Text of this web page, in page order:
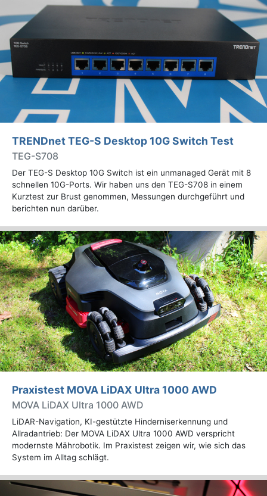
TRENDnet TEG-S Desktop 10G Switch Test
TEG-S708
Der TEG-S Desktop 10G Switch ist ein unmanaged Gerät mit 8
schnellen 10G-Ports. Wir haben uns den TEG-S708 in einem
Kurztest zur Brust genommen, Messungen durchgeführt und
berichten nun darüber.
Praxistest MOVA LiDAX Ultra 1000 AWD
MOVA LiDAX Ultra 1000 AWD
LiDAR-Navigation, KI-gestützte Hinderniserkennung und
Allradantrieb: Der MOVA LiDAX Ultra 1000 AWD verspricht
modernste Mährobotik. Im Praxistest zeigen wir, wie sich das
System im Alltag schlägt.